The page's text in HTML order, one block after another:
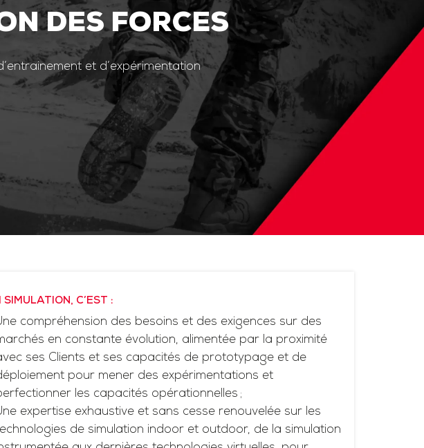
DES FORCES
et d’expérimentation
SIMULATION, C’EST :
compréhension des besoins et des exigences sur des
en constante évolution, alimentée par la proximité
ses Clients et ses capacités de prototypage et de
pour mener des expérimentations et
les capacités opérationnelles ;
expertise exhaustive et sans cesse renouvelée sur les
de simulation indoor et outdoor, de la simulation